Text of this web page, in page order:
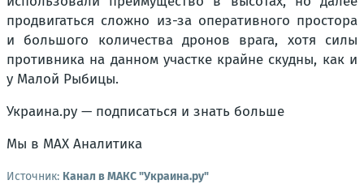
продвигаться сложно из-за оперативного простора
и большого количества дронов врага, хотя силы
противника на данном участке крайне скудны, как и
у Малой Рыбицы.
Украина.ру — подписаться и знать больше
Мы в MAX Аналитика
Источник: Канал в МАКС "Украина.ру"